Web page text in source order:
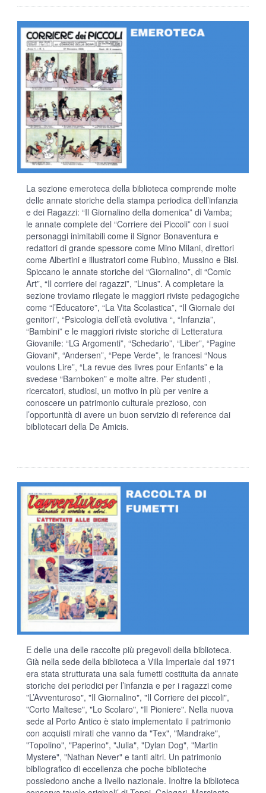
La sezione emeroteca della biblioteca comprende molte
delle annate storiche della stampa periodica dell’infanzia
e dei Ragazzi: “Il Giornalino della domenica” di Vamba;
le annate complete del “Corriere dei Piccoli” con i suoi
personaggi inimitabili come il Signor Bonaventura e
redattori di grande spessore come Mino Milani, direttori
come Albertini e illustratori come Rubino, Mussino e Bisi.
Spiccano le annate storiche del “Giornalino”, di “Comic
Art”, “Il corriere dei ragazzi”, ”Linus”. A completare la
sezione troviamo rilegate le maggiori riviste pedagogiche
come “l’Educatore”, “La Vita Scolastica”, “Il Giornale dei
genitori”, “Psicologia dell’età evolutiva “, “Infanzia”,
“Bambini” e le maggiori riviste storiche di Letteratura
Giovanile: “LG Argomenti”, “Schedario”, “Liber”, “Pagine
Giovani", “Andersen”, “Pepe Verde”, le francesi “Nous
voulons Lire”, “La revue des livres pour Enfants” e la
svedese “Barnboken” e molte altre. Per studenti ,
ricercatori, studiosi, un motivo in più per venire a
conoscere un patrimonio culturale prezioso, con
l’opportunità di avere un buon servizio di reference dai
bibliotecari della De Amicis.
E delle una delle raccolte più pregevoli della biblioteca.
Già nella sede della biblioteca a Villa Imperiale dal 1971
era stata strutturata una sala fumetti costituita da annate
storiche dei periodici per l’infanzia e per i ragazzi come
"L’Avventuroso", "Il Giornalino", "Il Corriere dei piccoli",
"Corto Maltese", "Lo Scolaro", "Il Pioniere". Nella nuova
sede al Porto Antico è stato implementato il patrimonio
con acquisti mirati che vanno da "Tex", "Mandrake",
"Topolino", "Paperino", "Julia", "Dylan Dog", "Martin
Mystere", "Nathan Never" e tanti altri. Un patrimonio
bibliografico di eccellenza che poche biblioteche
possiedono anche a livello nazionale. Inoltre la biblioteca